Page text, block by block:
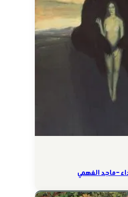
– ماجد الفهمي